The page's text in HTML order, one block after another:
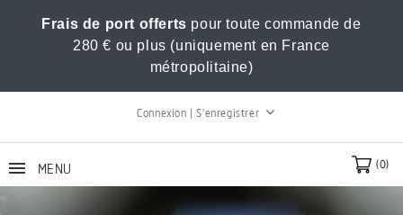
Frais de port offerts pour toute commande de
280 € ou plus (uniquement en France
métropolitaine)
Connexion | S'enregistrer
(0)
MENU